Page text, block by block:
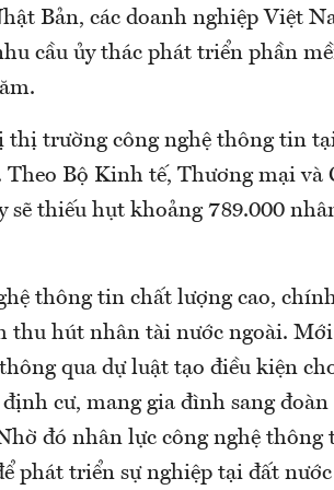
Bản, các doanh nghiệp Việt
cầu ủy thác phát triển phần
thị trường công nghệ thông tin
Theo Bộ Kinh tế, Thương mại và
thiếu hụt khoảng 789.000
thông tin chất lượng cao,
thu hút nhân tài nước ngoài.
qua dự luật tạo điều kiện
cư, mang gia đình sang
đó nhân lực công nghệ thông
phát triển sự nghiệp tại đất